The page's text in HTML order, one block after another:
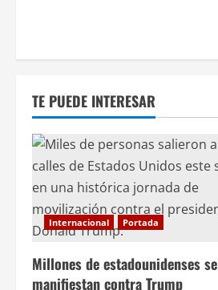
d
e
e
n
t
r
TE PUEDE INTERESAR
Internacional Portada
Millones de estadounidenses se
manifiestan contra Trump